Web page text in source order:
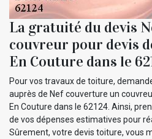
La gratuité du devis
couvreur pour devis
En Couture dans le
Pour vos travaux de toiture,
auprès de Nef couverture un
En Couture dans le 62124. Ainsi,
de vos dépenses estimatives pour
Sûrement, votre devis toiture, vous